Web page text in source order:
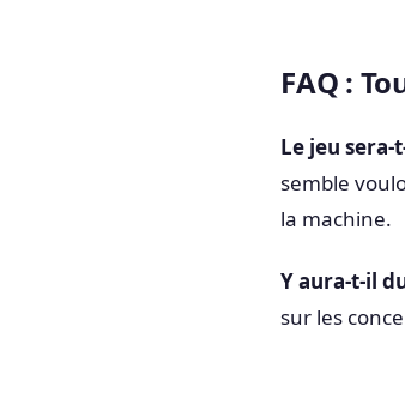
FAQ :
Le jeu
semble
la machine.
Y aura-t-il
sur les